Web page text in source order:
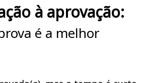
à aprovação:
é a melhor